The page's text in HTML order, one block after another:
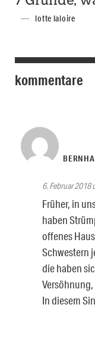
lotte laloire
kommentare
6. Februar 2018
Früher, in
haben
offenes
Schwestern
die haben
In diesem